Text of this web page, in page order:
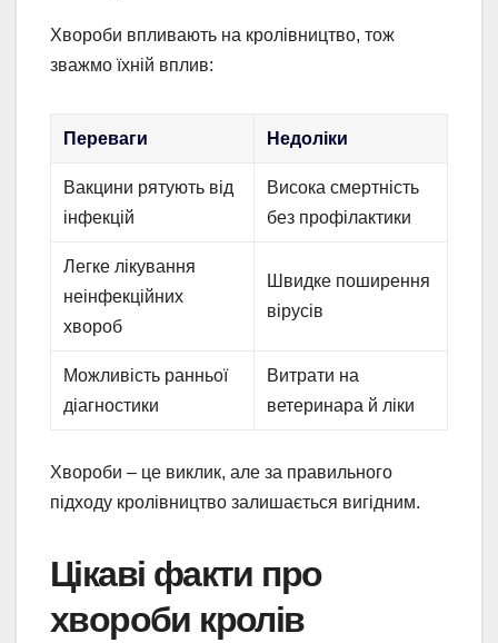
Хвороби впливають на кролівництво, тож
зважмо їхній вплив:
Переваги Недоліки
Вакцини рятують від
інфекцій
Висока смертність
без профілактики
Легке лікування
неінфекційних
хвороб
Швидке поширення
вірусів
Можливість ранньої
діагностики
Витрати на
ветеринара й ліки
Хвороби – це виклик, але за правильного
підходу кролівництво залишається вигідним.
Цікаві факти про
хвороби кролів